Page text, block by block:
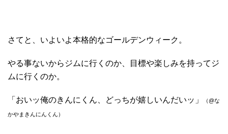
さてと、いよいよ本格的なゴールデンウィーク。
やる事ないからジムに行くのか、目標や楽しみを持ってジ
ムに行くのか。
「おいッ俺のきんにくん、どっちが嬉しいんだいッ」 （@な
かやまきんにんくん）